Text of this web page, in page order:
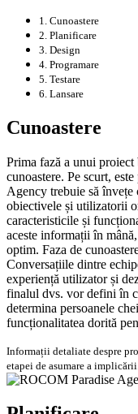
1. Cunoastere
2. Planificare
3. Design
4. Programare
5. Testare
6. Lansare
Cunoastere
Prima fază a unui proiect
cunoastere. Pe scurt,
Agency trebuie să învețe
obiectivele și utilizatorii
caracteristicile și
aceste informații în
optim. Faza de
Conversațiile dintre
experiență utilizator și
finalul dvs. vor defini în
determina persoanele
funcționalitatea dorită
Informații detaliate despre
etapei de asumare a implicării.